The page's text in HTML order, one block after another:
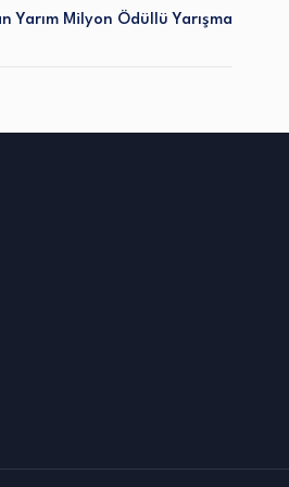
Yarım Milyon Ödüllü Yarışma